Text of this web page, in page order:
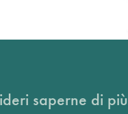
saperne di